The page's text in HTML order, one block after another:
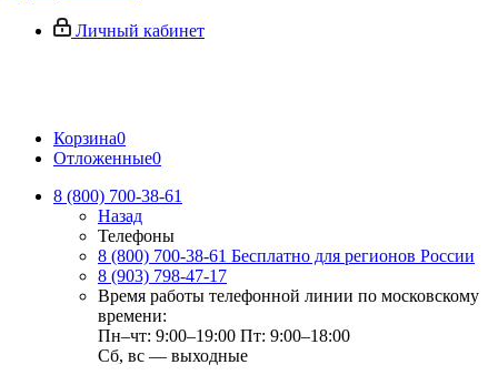
Личный кабинет
Корзина0
Отложенные0
8 (800) 700-38-61
Назад
Телефоны
8 (800) 700-38-61 Бесплатно для регионов России
8 (903) 798-47-17
Время работы телефонной линии по московскому
времени:
Пн–чт: 9:00–19:00 Пт: 9:00–18:00
Сб, вс — выходные